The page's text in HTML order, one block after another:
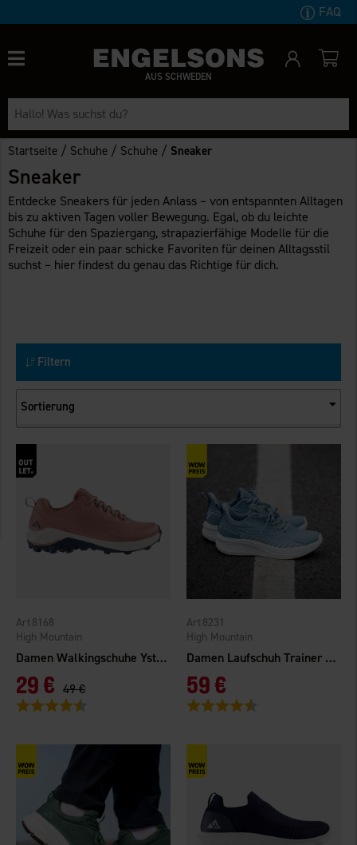
FAQ
AUS SCHWEDEN
Startseite / Schuhe / Schuhe / Sneaker
Sneaker
Entdecke Sneakers für jeden Anlass – von entspannten Alltagen
bis zu aktiven Tagen voller Bewegung. Egal, ob du leichte
Schuhe für den Spaziergang, strapazierfähige Modelle für die
Freizeit oder ein paar schicke Favoriten für deinen Alltagsstil
suchst – hier findest du genau das Richtige für dich.
Filtern
Sortierung
Damen Walkingschuhe Ystad Rosa
High Mountain
8168
29 € 49 €
Bewertung:
Damen Laufschuh Trainer Hellblau
High Mountain
8231
59 €
Bewertung: